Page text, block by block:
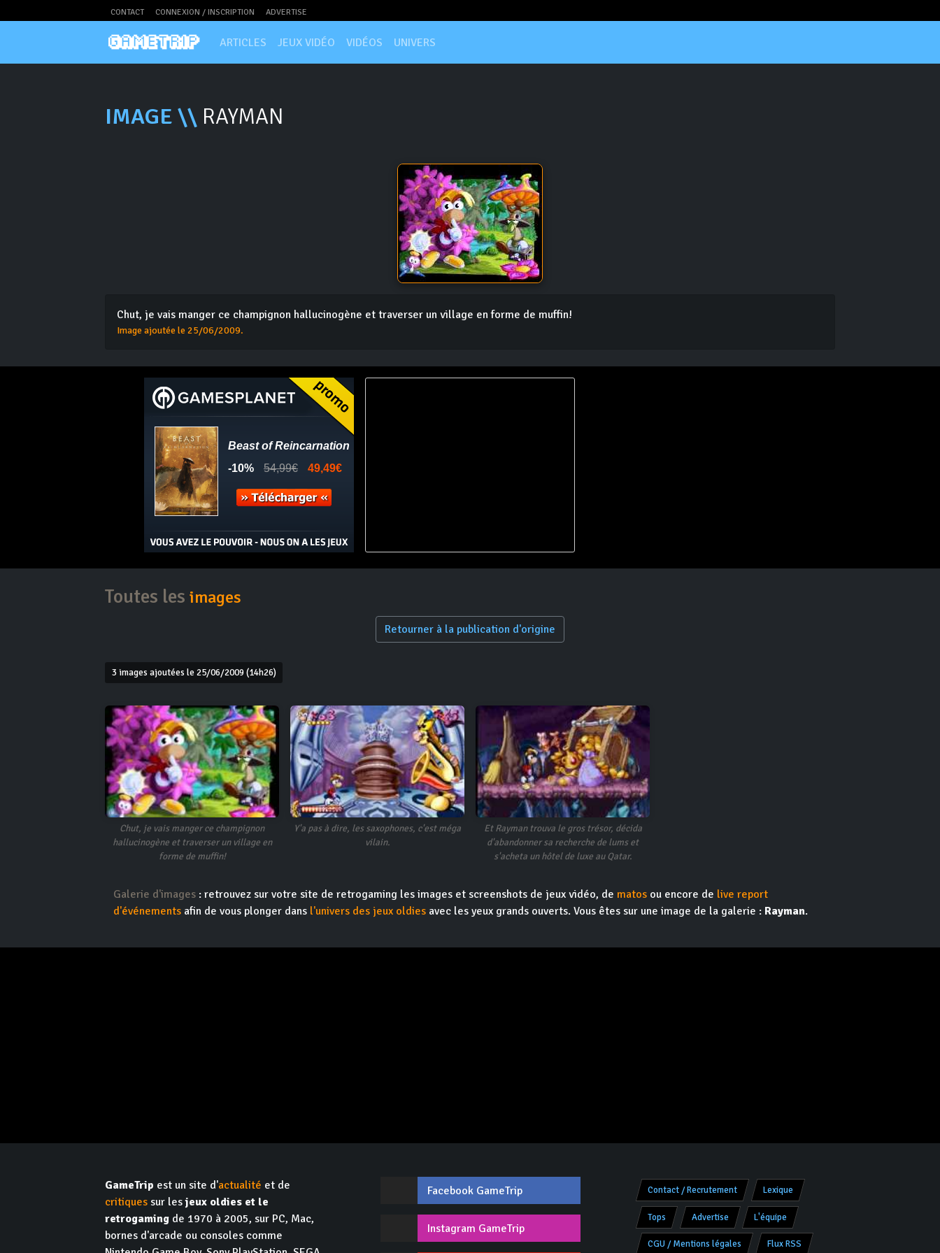
CONTACT CONNEXION / INSCRIPTION ADVERTISE
ARTICLES JEUX VIDÉO VIDÉOS UNIVERS
IMAGE \\ RAYMAN
Chut, je vais manger ce champignon hallucinogène et traverser un village en forme de muffin!
Image ajoutée le 25/06/2009.
Toutes les images
Retourner à la publication d'origine
3 images ajoutées le 25/06/2009 (14h26)
Chut, je vais manger ce champignon
hallucinogène et traverser un village en
forme de muffin!
Y'a pas à dire, les saxophones, c'est méga
vilain.
Et Rayman trouva le gros trésor, décida
d'abandonner sa recherche de lums et
s'acheta un hôtel de luxe au Qatar.
Galerie d'images : retrouvez sur votre site de retrogaming les images et screenshots de jeux vidéo, de matos ou encore de live report
d'événements afin de vous plonger dans l'univers des jeux oldies avec les yeux grands ouverts. Vous êtes sur une image de la galerie : Rayman.
GameTrip est un site d'actualité et de
critiques sur lesjeux oldies et le
retrogaming de 1970 à 2005, sur PC, Mac,
bornes d'arcade ou consoles comme
Facebook GameTrip
Instagram GameTrip
Contact / Recrutement Lexique
Tops Advertise L'équipe
CGU / Mentions légales Flux RSS